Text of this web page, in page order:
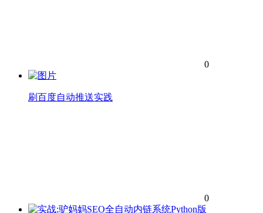
0
刷百度自动推送实践
0